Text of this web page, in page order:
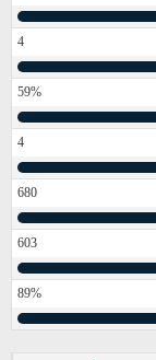
4
59%
4
680
603
89%